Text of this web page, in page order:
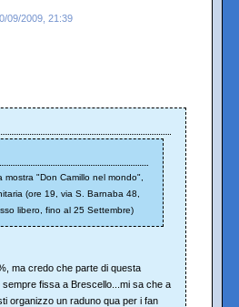
09/2009, 21:39
"Don Camillo nel mondo",
(ore 19, via S. Barnaba 48,
libero, fino al 25 Settembre)
ma credo che parte di questa
fissa a Brescello...mi sa che a
organizzo un raduno qua per i fan